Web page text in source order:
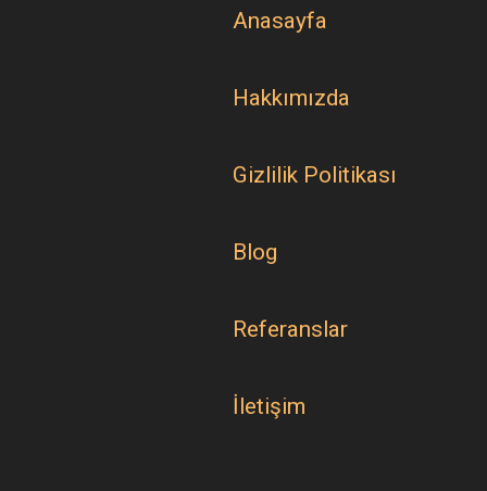
Anasayfa
Hakkımızda
Gizlilik Politikası
Blog
Referanslar
İletişim